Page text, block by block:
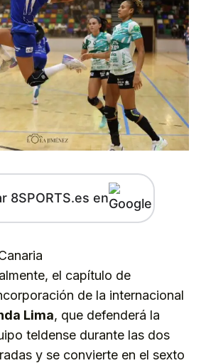
8SPORTS.es en
el capítulo de
de la internacional
Lima, que defenderá la
teldense durante las dos
y se convierte en el sexto